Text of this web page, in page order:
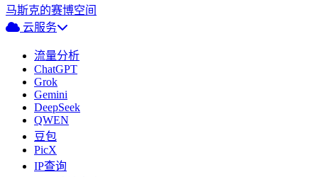
马斯克的赛博空间
云服务
流量分析
ChatGPT
Grok
Gemini
DeepSeek
QWEN
豆包
PicX
IP查询